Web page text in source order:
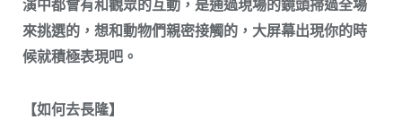
演中都會有和觀眾的互動，是通過現場的鏡頭掃過全場
來挑選的，想和動物們親密接觸的，大屏幕出現你的時
候就積極表現吧。
【如何去長隆】